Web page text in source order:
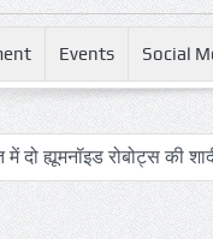
Events Social
की शादी हुई